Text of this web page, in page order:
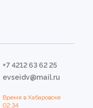
+7 4212 63 62 25
evseidv@mail.ru
Время в Хабаровске
02:34